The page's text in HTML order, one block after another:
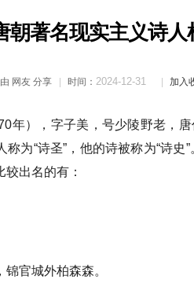
朝著名现实主义诗
由 网友 分享 时间： 2024-12-31 加入
年），字子美，号少陵野老，
称为“诗圣”，他的诗被称为“诗
较出名的有：
官城外柏森森。